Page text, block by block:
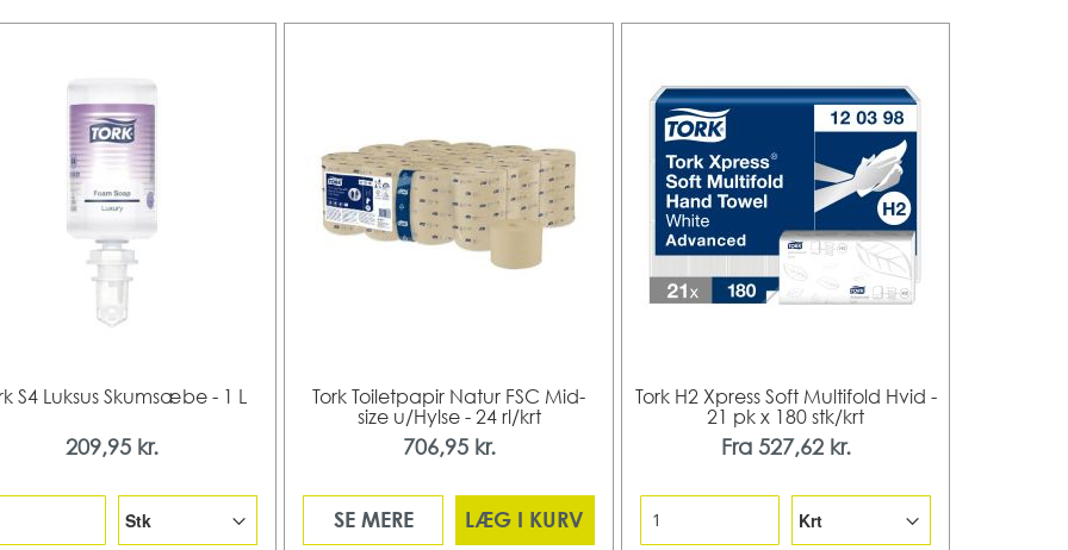
S4 Luksus Skumsæbe - 1 L
209,95 kr.
Tork Toiletpapir Natur FSC Mid-
size u/Hylse - 24 rl/krt
706,95 kr.
SE MERE LÆG I KURV
Tork H2 Xpress Soft Multifold Hvid -
21 pk x 180 stk/krt
Fra 527,62 kr.